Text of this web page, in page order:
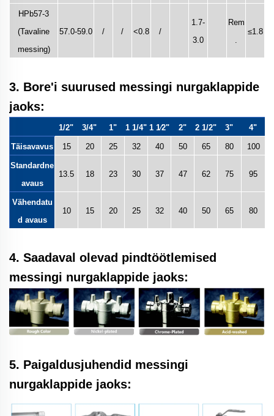
HPb57-3
(Tavaline
messing)
57.0-59.0 / / <0.8 /
1.7-
3.0
Rem
≤1.8
3. Bore'i suurused messingi nurgaklappide
jaoks:
1/2" 3/4" 1" 1 1/4" 1 1⁄2" 2" 2 1/2" 3" 4"
Täisavavus 15 20 25 32 40 50 65 80 100
Standardne
avaus
13.5 18 23 30 37 47 62 75 95
Vähendatu
d avaus
10 15 20 25 32 40 50 65 80
4. Saadaval olevad pindtöötlemised
messingi nurgaklappide jaoks:
5. Paigaldusjuhendid messingi
nurgaklappide jaoks: